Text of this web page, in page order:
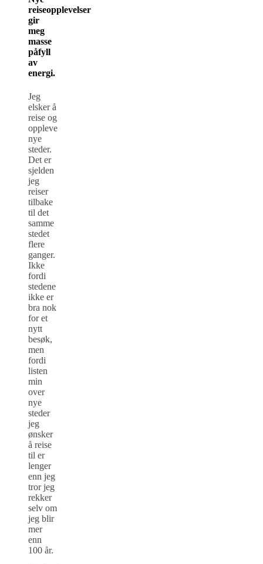
reiseopplevelser
gir
meg
masse
påfyll
av
energi.
Jeg
elsker å
reise og
oppleve
nye
steder.
Det er
sjelden
jeg
reiser
tilbake
til det
samme
stedet
flere
ganger.
Ikke
fordi
stedene
ikke er
bra nok
for et
nytt
besøk,
men
fordi
listen
min
over
nye
steder
jeg
ønsker
å reise
til er
lenger
enn jeg
tror jeg
rekker
selv om
jeg blir
mer
enn
100 år.